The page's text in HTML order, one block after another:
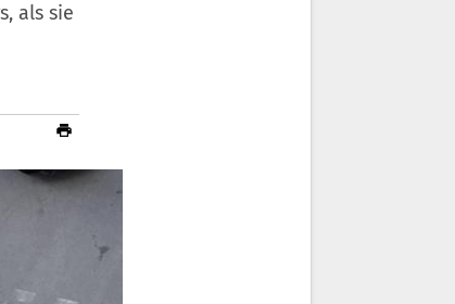
als sie